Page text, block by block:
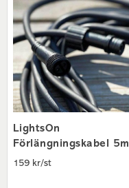
LightsOn
Förlängningskabel 5m
159 kr/st